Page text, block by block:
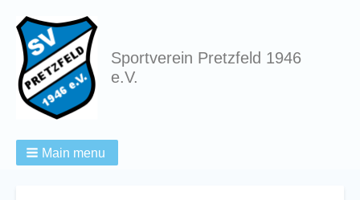
Sportverein Pretzfeld 1946
e.V.
Main menu